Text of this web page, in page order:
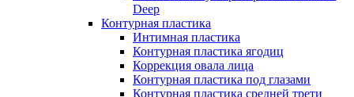
Deep
Контурная пластика
Интимная пластика
Контурная пластика ягодиц
Коррекция овала лица
Контурная пластика под глазами
Контурная пластика средней трети